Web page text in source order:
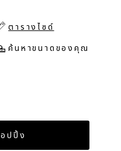
ตารางไซด์
ค้นหาขนาดของคุณ